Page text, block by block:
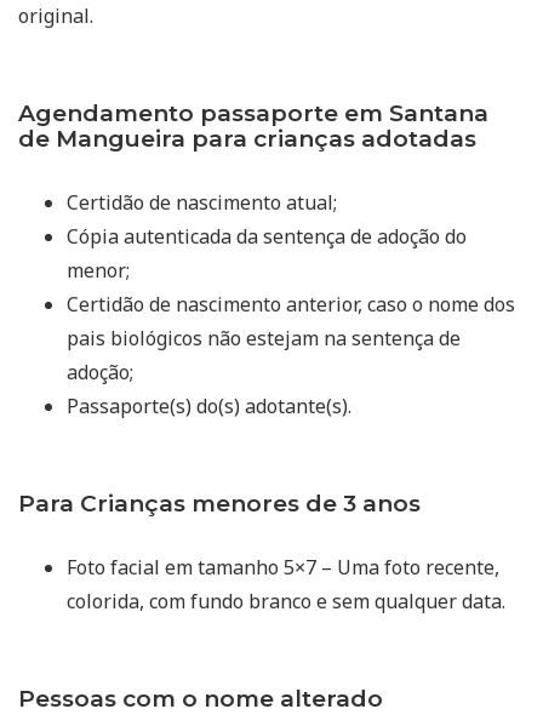
original.
Agendamento passaporte em Santana
de Mangueira para crianças adotadas
Certidão de nascimento atual;
Cópia autenticada da sentença de adoção do
menor;
Certidão de nascimento anterior, caso o nome dos
pais biológicos não estejam na sentença de
adoção;
Passaporte(s) do(s) adotante(s).
Para Crianças menores de 3 anos
Foto facial em tamanho 5×7 – Uma foto recente,
colorida, com fundo branco e sem qualquer data.
Pessoas com o nome alterado